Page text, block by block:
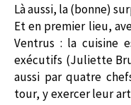
Là aussi, la (bonne)
Et en premier lieu,
Ventrus : la cuisine
exécutifs (Juliette
aussi par quatre
tour, y exercer leur